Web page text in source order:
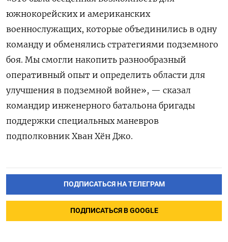
южнокорейских и американских
военнослужащих, которые объединились в одну
команду и обменялись стратегиями подземного
боя. Мы смогли накопить разнообразный
оперативный опыт и определить области для
улучшения в подземной войне», — сказал
командир инженерного батальона бригады
поддержки специальных маневров
подполковник Хван Хён Джо.
ПОДПИСАТЬСЯ НА ТЕЛЕГРАМ
ПОДПИСАТЬСЯ В GOOGLE